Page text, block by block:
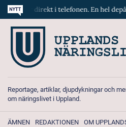
direkt i telefonen. En hel depå i
Reportage, artiklar, djupdykningar och
om näringslivet i Uppland.
ÄMNEN REDAKTIONEN OM